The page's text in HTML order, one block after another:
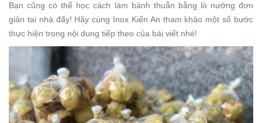
Bạn cũng có thể học cách làm bánh thuẫn bằng lò nướng đơn
giản tại nhà đấy! Hãy cùng Inox Kiến An tham khảo một số bước
thực hiện trong nội dung tiếp theo của bài viết nhé!